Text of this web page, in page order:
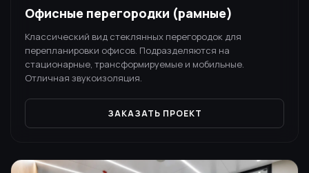
Офисные перегородки (рамные)
Классический вид стеклянных перегородок для
перепланировки офисов. Подразделяются на
стационарные, трансформируемые и мобильные.
Отличная звукоизоляция.
ЗАКАЗАТЬ ПРОЕКТ